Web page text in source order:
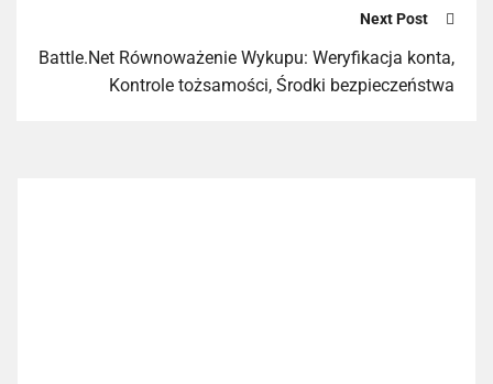
Next Post
Battle.Net Równoważenie Wykupu: Weryfikacja konta,
Kontrole tożsamości, Środki bezpieczeństwa